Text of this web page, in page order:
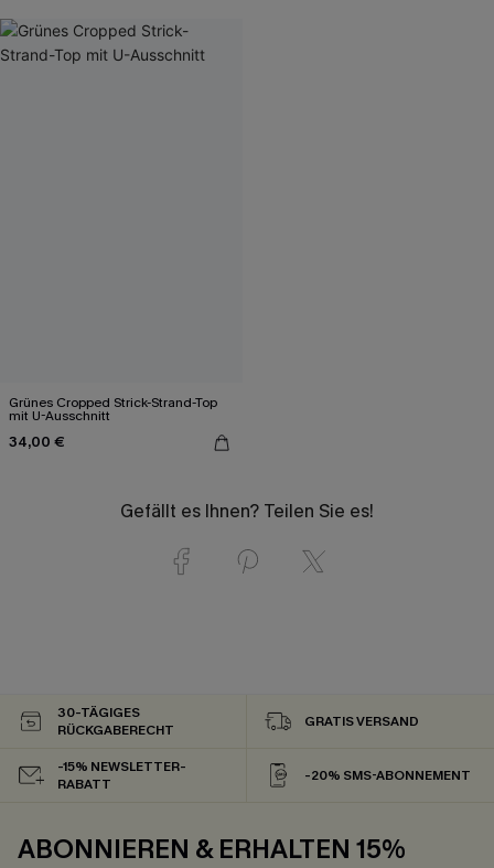
Grünes Cropped Strick-Strand-Top
mit U-Ausschnitt
34,00 €
Gefällt es Ihnen? Teilen Sie es!
30-TÄGIGES
RÜCKGABERECHT
GRATIS VERSAND
-15% NEWSLETTER-
RABATT
-20% SMS-ABONNEMENT
ABONNIEREN & ERHALTEN 15%